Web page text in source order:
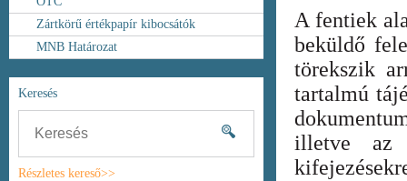
Zártkörű értékpapír kibocsátók
MNB Határozat
Keresés
Részletes kereső>>
A fentiek
beküldő
törekszik
tartalmú
illetve az